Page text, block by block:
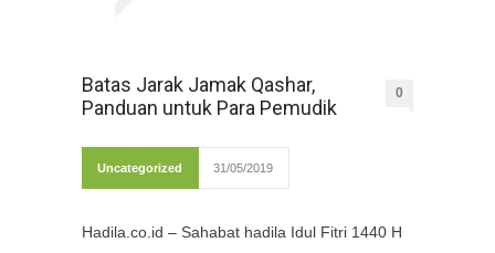
Batas Jarak Jamak Qashar,
Panduan untuk Para Pemudik
0
Uncategorized 31/05/2019
Hadila.co.id – Sahabat hadila Idul Fitri 1440 H